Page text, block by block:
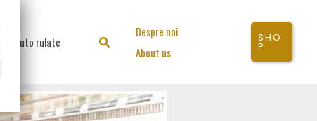
Auto rulate Search
Despre noi
About us
SHO
P